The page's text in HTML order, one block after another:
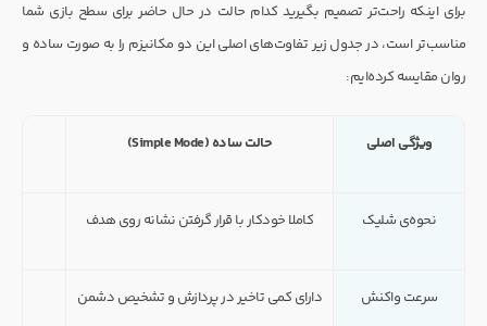
برای اینکه راحت‌تر تصمیم بگیرید کدام حالت در حال حاضر برای سطح بازی شما
مناسب‌تر است، در جدول زیر تفاوت‌های اصلی این دو مکانیزم را به صورت ساده و
روان مقایسه کرده‌ایم:
ویژگی اصلی حالت ساده (Simple Mode)
نحوه‌ی شلیک کاملا خودکار با قرار گرفتن نشانه روی هدف
سرعت واکنش دارای کمی تاخیر در پردازش و تشخیص دشمن